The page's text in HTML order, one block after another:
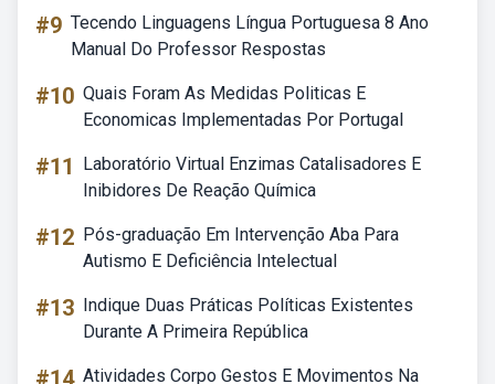
#9 Tecendo Linguagens Língua Portuguesa 8 Ano
Manual Do Professor Respostas
#10 Quais Foram As Medidas Politicas E
Economicas Implementadas Por Portugal
#11
Laboratório Virtual Enzimas Catalisadores E
Inibidores De Reação Química
#12 Pós-graduação Em Intervenção Aba Para
Autismo E Deficiência Intelectual
#13 Indique Duas Práticas Políticas Existentes
Durante A Primeira República
#14 Atividades Corpo Gestos E Movimentos Na